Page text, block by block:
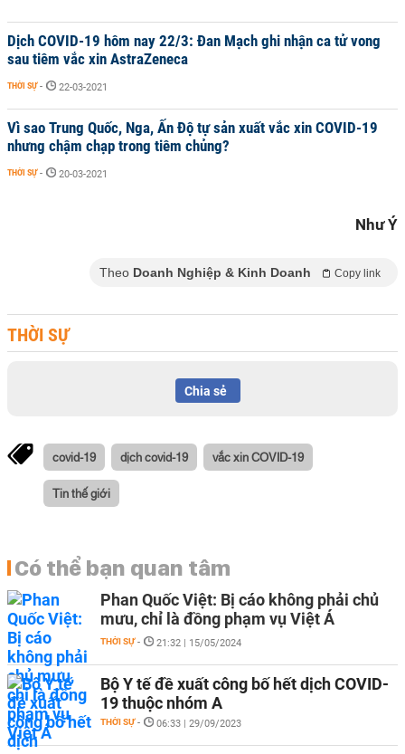
Dịch COVID-19 hôm nay 22/3: Đan Mạch ghi nhận ca tử vong
sau tiêm vắc xin AstraZeneca
THỜI SỰ - 22-03-2021
Vì sao Trung Quốc, Nga, Ấn Độ tự sản xuất vắc xin COVID-19
nhưng chậm chạp trong tiêm chủng?
THỜI SỰ - 20-03-2021
Như Ý
Theo Doanh Nghiệp & Kinh Doanh Copy link
THỜI SỰ
Chia sẻ
covid-19 dịch covid-19 vắc xin COVID-19
Tin thế giới
Có thể bạn quan tâm
Phan Quốc Việt: Bị cáo không phải chủ
mưu, chỉ là đồng phạm vụ Việt Á
THỜI SỰ - 21:32 | 15/05/2024
Bộ Y tế đề xuất công bố hết dịch COVID-
19 thuộc nhóm A
THỜI SỰ - 06:33 | 29/09/2023